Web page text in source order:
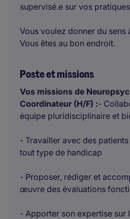
supervisé.e sur vos
Vous voulez donner du sens
Vous êtes au bon endroit.
Poste et missions
Vos missions de
Coordinateur (H/F) :-
équipe pluridisciplinaire et
- Travailler avec des
tout type de handicap
- Proposer, rédiger et
œuvre des évaluations
- Apporter son expertise sur